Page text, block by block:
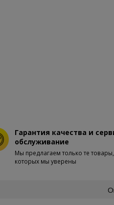
Гарантия качества и
обслуживание
Мы предлагаем только те товары,
которых мы уверены